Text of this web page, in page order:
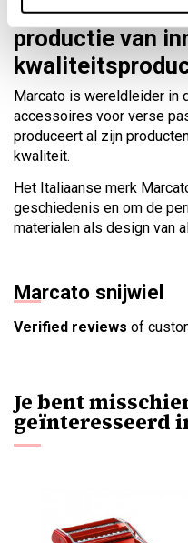
Marcato: een
productie van
Marcato is wereldleider in
accessoires voor verse
produceert al zijn
kwaliteit.
Het Italiaanse merk
geschiedenis en om de
materialen als design van
Marcato snijwiel
Verified reviews of
Je bent
geïnteresseerd